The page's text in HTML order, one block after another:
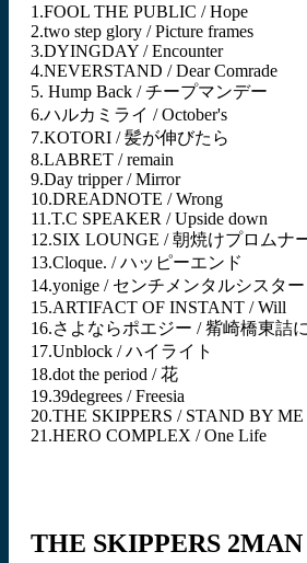
1.FOOL THE PUBLIC / Hope
2.two step glory / Picture frames
3.DYINGDAY / Encounter
4.NEVERSTAND / Dear Comrade
5. Hump Back / チープマンデー
6.ハルカミライ / October's
7.KOTORI / 髪が伸びたら
8.LABRET / remain
9.Day tripper / Mirror
10.DREADNOTE / Wrong
11.T.C SPEAKER / Upside down
12.SIX LOUNGE / 朝焼けプロムナ
13.Cloque. / ハッピーエンド
14.yonige / センチメンタルシスター
15.ARTIFACT OF INSTANT / Will
16.さよならポエジー / 觜崎橋東詰
17.Unblock / ハイライト
18.dot the period / 花
19.39degrees / Freesia
20.THE SKIPPERS / STAND BY ME
21.HERO COMPLEX / One Life
THE SKIPPERS